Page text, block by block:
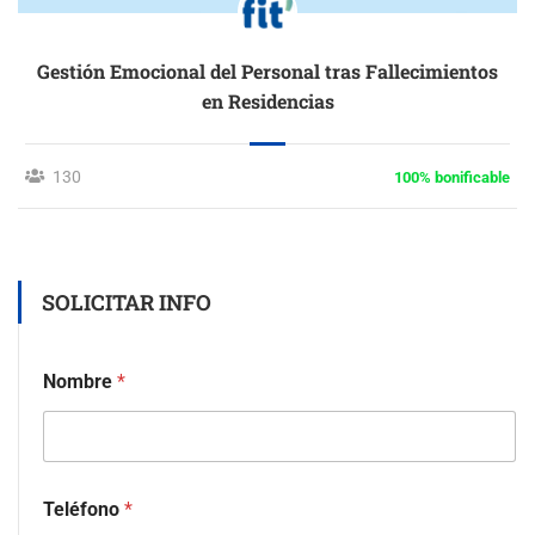
Gestión Emocional del Personal tras Fallecimientos
en Residencias
130 100% bonificable
SOLICITAR INFO
Nombre *
Teléfono *